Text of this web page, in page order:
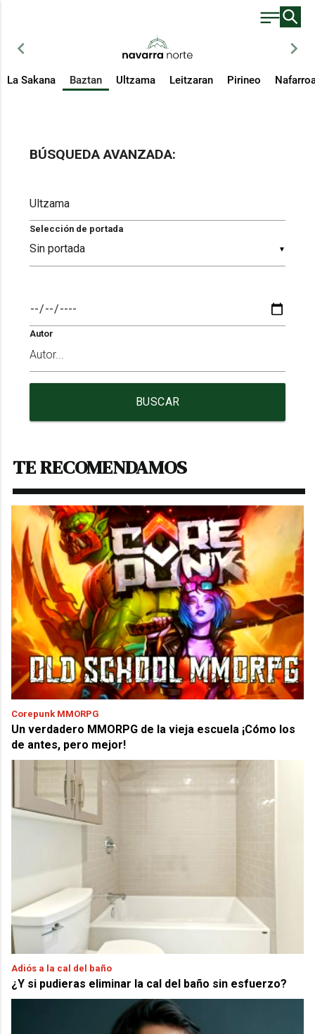
chevron_left chevron_right
La Sakana Baztan Ultzama Leitzaran Pirineo
BÚSQUEDA AVANZADA:
▼
Selección de portada
Autor
BUSCAR
TE RECOMENDAMOS
Corepunk MMORPG
Un verdadero MMORPG de la vieja escuela ¡Cómo los
de antes, pero mejor!
Adiós a la cal del baño
¿Y si pudieras eliminar la cal del baño sin esfuerzo?